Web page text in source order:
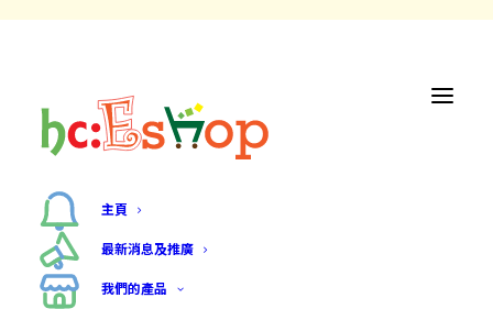
主頁
最新消息及推廣
我們的產品